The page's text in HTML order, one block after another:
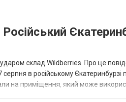
склад Wildberries. Про це
в російському Єкатеринбурзі
на приміщення, який може